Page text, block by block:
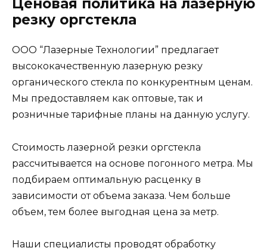
Ценовая политика на лазерную
резку оргстекла
ООО “Лазерные Технологии” предлагает
высококачественную лазерную резку
органического стекла по конкурентным ценам.
Мы предоставляем как оптовые, так и
розничные тарифные планы на данную услугу.
Стоимость лазерной резки оргстекла
рассчитывается на основе погонного метра. Мы
подбираем оптимальную расценку в
зависимости от объема заказа. Чем больше
объем, тем более выгодная цена за метр.
Наши специалисты проводят обработку